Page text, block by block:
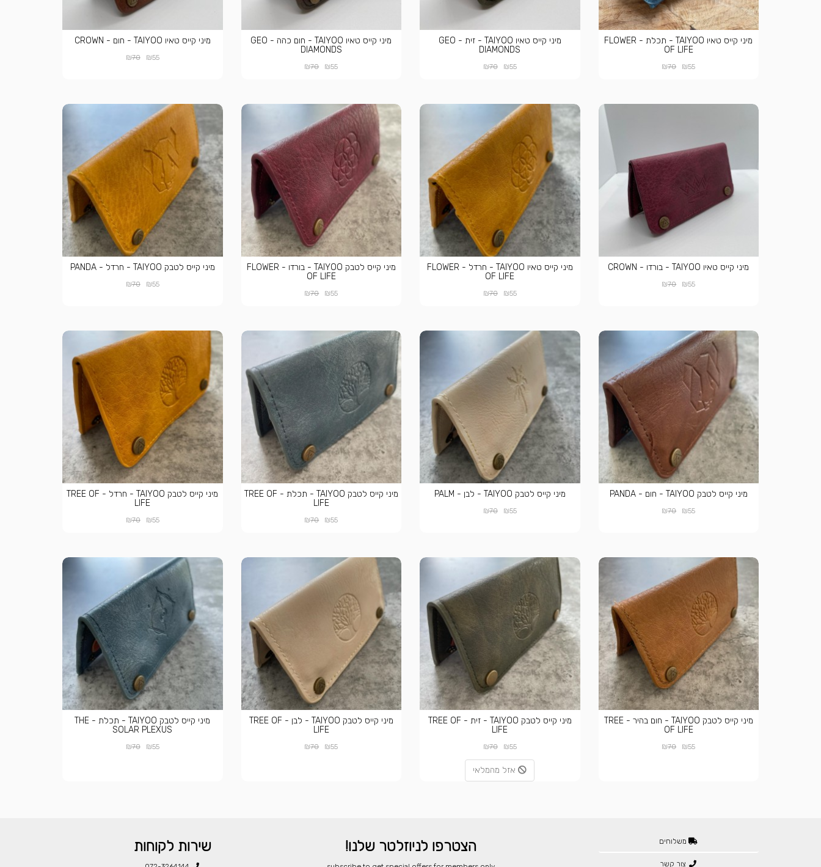
מיני קייס טאיו TAIYOO - תכלת - FLOWER
OF LIFE
₪55
₪70
מיני קייס טאיו TAIYOO - זית - GEO
DIAMONDS
₪55
₪70
מיני קייס טאיו TAIYOO - חום כהה - GEO
DIAMONDS
₪55
₪70
מיני קייס טאיו TAIYOO - חום - CROWN
₪55
₪70
מיני קייס טאיו TAIYOO - בורדו - CROWN
₪55
₪70
מיני קייס טאיו TAIYOO - חרדל - FLOWER
OF LIFE
₪55
₪70
מיני קייס לטבק TAIYOO - בורדו - FLOWER
OF LIFE
₪55
₪70
מיני קייס לטבק TAIYOO - חרדל - PANDA
₪55
₪70
מיני קייס לטבק TAIYOO - חום - PANDA
₪55
₪70
מיני קייס לטבק TAIYOO - לבן - PALM
₪55
₪70
מיני קייס לטבק TAIYOO - תכלת - TREE OF
LIFE
₪55
₪70
מיני קייס לטבק TAIYOO - חרדל - TREE OF
LIFE
₪55
₪70
מיני קייס לטבק TAIYOO - חום בהיר - TREE
OF LIFE
₪55
₪70
מיני קייס לטבק TAIYOO - זית - TREE OF
LIFE
₪55
₪70
אזל מהמלאי
מיני קייס לטבק TAIYOO - לבן - TREE OF
LIFE
₪55
₪70
מיני קייס לטבק TAIYOO - תכלת - THE
SOLAR PLEXUS
₪55
₪70
משלוחים
צור קשר
הצטרפו לניוזלטר שלנו! שירות לקוחות